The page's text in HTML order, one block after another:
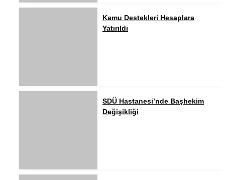
Kamu Destekleri Hesaplara
Yatırıldı
SDÜ Hastanesi’nde Başhekim
Değişikliği